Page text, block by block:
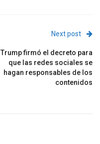
Next post
Trump firmó el decreto para
que las redes sociales se
hagan responsables de los
contenidos